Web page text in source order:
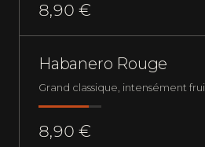
8,90 € PLUS QUE 4 EN
Habanero Rouge
Grand classique, intensément
8,90 € PLUS QUE 1 EN